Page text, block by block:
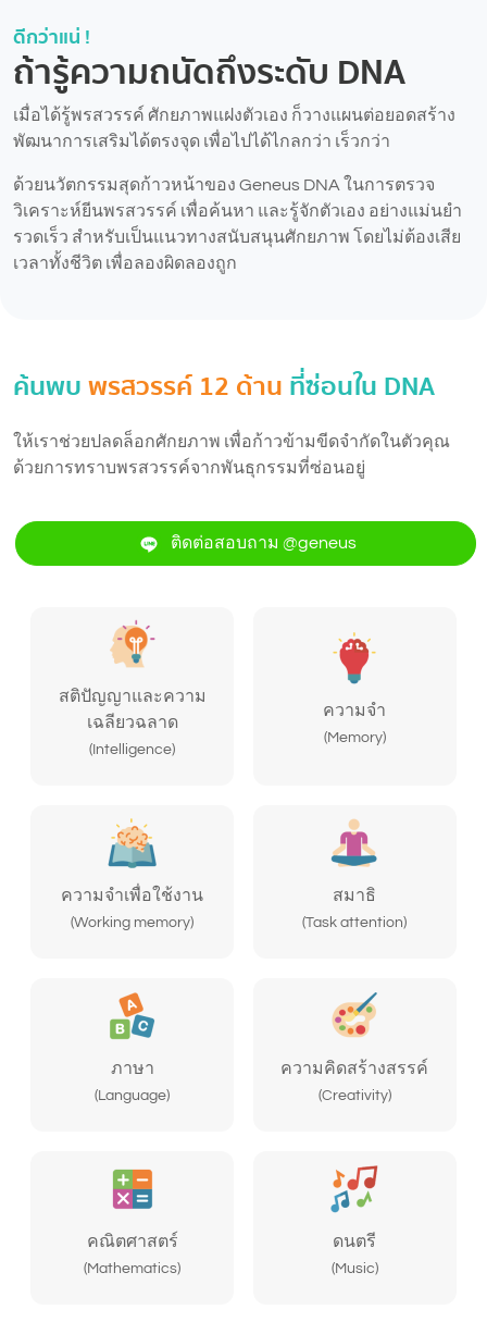
ดีกว่าแน่ !
ถ้ารู้ความถนัดถึงระดับ DNA
เมื่อได้รู้พรสวรรค์ ศักยภาพแฝงตัวเอง ก็วางแผนต่อยอดสร้าง
พัฒนาการเสริมได้ตรงจุด เพื่อไปได้ไกลกว่า เร็วกว่า
ด้วยนวัตกรรมสุดก้าวหน้าของ Geneus DNA ในการตรวจ
วิเคราะห์ยีนพรสวรรค์ เพื่อค้นหา และรู้จักตัวเอง อย่างแม่นยำ
รวดเร็ว สำหรับเป็นแนวทางสนับสนุนศักยภาพ โดยไม่ต้องเสีย
เวลาทั้งชีวิต เพื่อลองผิดลองถูก
ค้นพบพรสวรรค์ 12 ด้าน ที่ซ่อนใน DNA
ให้เราช่วยปลดล็อกศักยภาพ เพื่อก้าวข้ามขีดจำกัดในตัวคุณ
ด้วยการทราบพรสวรรค์จากพันธุกรรมที่ซ่อนอยู่
ติดต่อสอบถาม @geneus
สติปัญญาและความ
เฉลียวฉลาด
(Intelligence)
ความจำ
(Memory)
ความจำเพื่อใช้งาน
(Working memory)
สมาธิ
(Task attention)
ภาษา
(Language)
ความคิดสร้างสรรค์
(Creativity)
คณิตศาสตร์
(Mathematics)
ดนตรี
(Music)